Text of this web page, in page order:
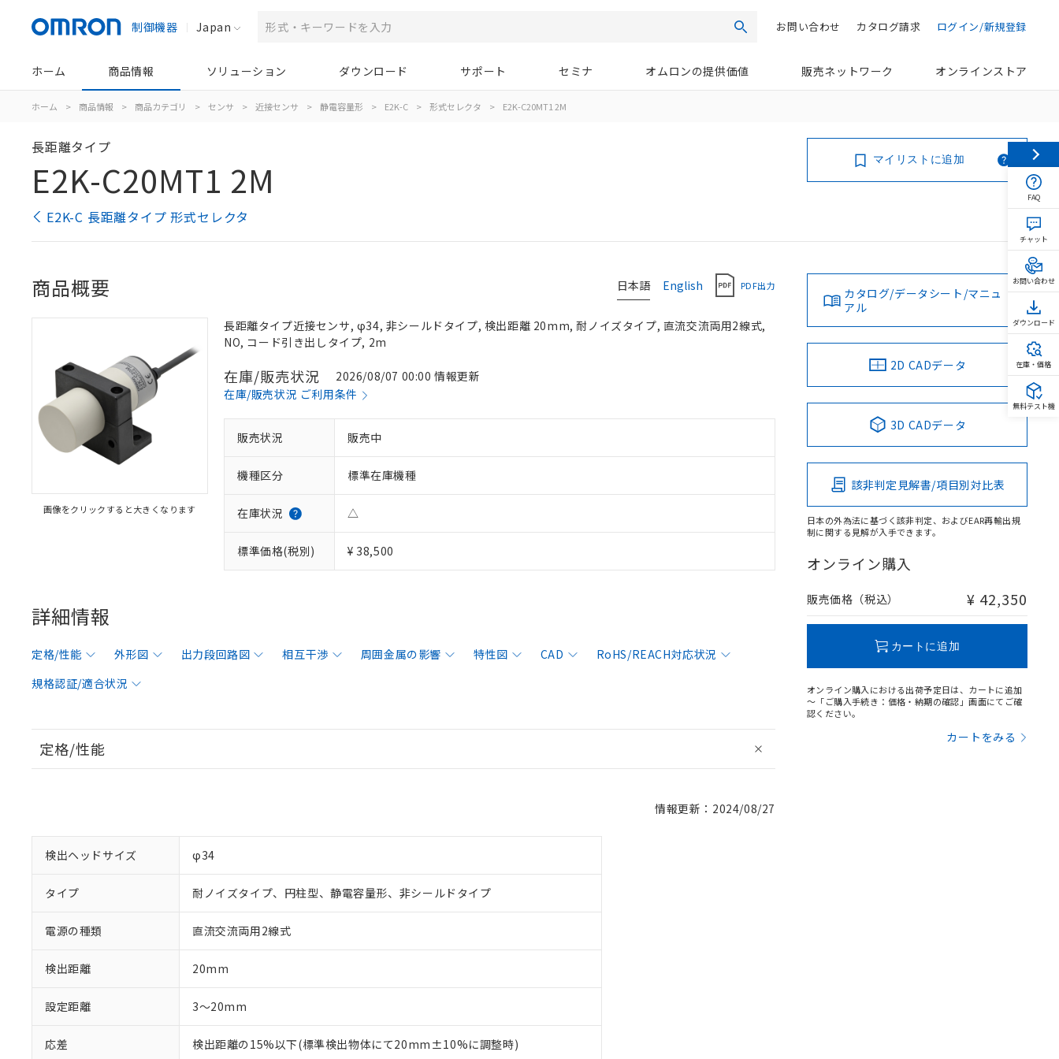
制御機器 Japan 検索 ログイン/新規登録
カタログ請求
お問い合わせ
ホーム 商品情報 ソリューション ダウンロード サポート セミナ オムロンの提供価値 販売ネットワーク オンラインストア
ホーム > 商品情報 > 商品カテゴリ > センサ > 近接センサ > 静電容量形 > E2K-C > 形式セレクタ > E2K-C20MT1 2M
長距離タイプ
E2K-C20MT1 2M
E2K-C 長距離タイプ 形式セレクタ
マイリストに追加
日本語 English PDF出力
商品概要
画像をクリックすると大きくなります
長距離タイプ近接センサ, φ34, 非シールドタイプ, 検出距離 20mm, 耐ノイズタイプ, 直流交流両用2線式,
NO, コード引き出しタイプ, 2m
在庫/販売状況
2026/08/07 00:00 情報更新
在庫/販売状況 ご利用条件
販売状況 販売中
機種区分 標準在庫機種
在庫状況 △
標準価格(税別) ¥ 38,500
詳細情報
定格/性能 外形図 出力段回路図 相互干渉 周囲金属の影響 特性図 CAD
RoHS/REACH対応状況
規格認証/適合状況
定格/性能
情報更新：2024/08/27
検出ヘッドサイズ φ34
タイプ 耐ノイズタイプ、円柱型、静電容量形、非シールドタイプ
電源の種類 直流交流両用2線式
検出距離 20mm
設定距離 3～20mm
応差 検出距離の15%以下(標準検出物体にて20mm±10%に調整時)
カタログ/データシート/マニュ
アル
2D CADデータ
3D CADデータ
該非判定見解書/項目別対比表
日本の外為法に基づく該非判定、およびEAR再輸出規
制に関する見解が入手できます。
オンライン購入
販売価格（税込） ¥ 42,350
カートに追加
オンライン購入における出荷予定日は、カートに追加
～「ご購入手続き：価格・納期の確認」画面にてご確
認ください。
カートをみる
FAQ
チャット
お問い合わせ
ダウンロード
在庫・価格
無料テスト機